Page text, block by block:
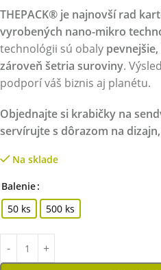
THEPACK® je najnovší rad
vyrobených nano-mikro
technológii sú obaly
zároveň šetria suroviny.
podporí váš biznis aj planétu.
Objednajte si krabičky na
servírujte s dôrazom na
Na sklade
Balenie
50 ks
500 ks